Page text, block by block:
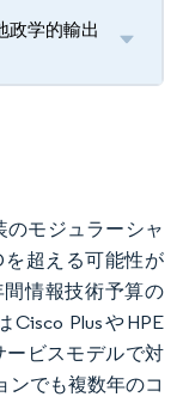
政学的輸出
のモジュラーシャ
を超える可能性が
情報技術予算の
Cisco PlusやHPE
ービスモデルで対
ンでも複数年のコ